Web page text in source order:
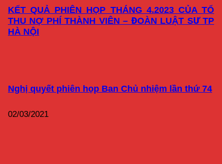
KẾT QUẢ PHIÊN HỌP THÁNG 4.2023 CỦA TỔ
THU NỢ PHÍ THÀNH VIÊN – ĐOÀN LUẬT SƯ TP
HÀ NỘI
Nghị quyết phiên họp Ban Chủ nhiệm lần thứ 74
02/03/2021